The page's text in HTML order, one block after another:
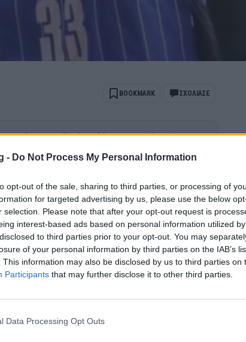
- Do Not Process My Personal Information
opt-out of the sale, sharing to third parties, or processing of
for targeted advertising by us, please use the below
selection. Please note that after your opt-out request is
interest-based ads based on personal information utilized
to third parties prior to your opt-out. You may
of your personal information by third parties on the IAB’s
This information may also be disclosed by us to third parties on
Participants that may further disclose it to other third parties.
Data Processing Opt Outs
BOOKMARK ΣΧΟΛΙΑΣΕ
όταν αναζητάς ειδήσεις στην Google
ως προτιμώμενη πηγή
τα ξίφη τους με σκοπό την παραμονή
μπορεί να ενισχύσει την προσπάθεια
του ομαδικού προγράμματος και οι
τη συμμετοχή του στο σημαντικό
ο Τόνι Ρότεν λόγω του τραυματισμού
κρίσιμο αγώνα της Τετάρτης.
χρήση βίντεο και ακολούθησε